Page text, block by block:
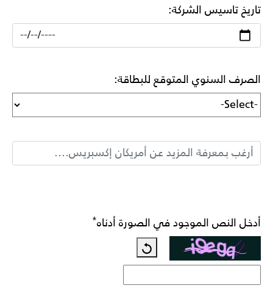
تاريخ تاسيس الشركة:
الصرف السنوي المتوقع للبطاقة:
أدخل النص الموجود في الصورة أدناه*